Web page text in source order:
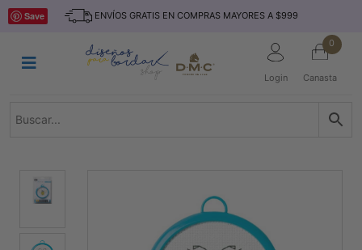
Saltar
ENVÍOS GRATIS EN COMPRAS MAYORES A $999
Login
0
Canasta
INICIO
TEJIDO
TELAS
MARCAS
Save